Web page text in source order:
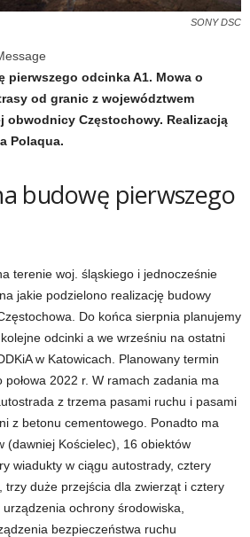
SONY DSC
pierwszego odcinka A1. Mowa o
od granic z województwem
obwodnicy Częstochowy. Realizacją
Polaqua.
budowę pierwszego
terenie woj. śląskiego i jednocześnie
jakie podzielono realizację budowy
Do końca sierpnia planujemy
odcinki a we wrześniu na ostatni
w Katowicach. Planowany termin
2022 r. W ramach zadania ma
z trzema pasami ruchu i pasami
z betonu cementowego. Ponadto ma
(dawniej Kościelec), 16 obiektów
wiadukty w ciągu autostrady, cztery
trzy duże przejścia dla zwierząt i cztery
ochrony środowiska,
bezpieczeństwa ruchu